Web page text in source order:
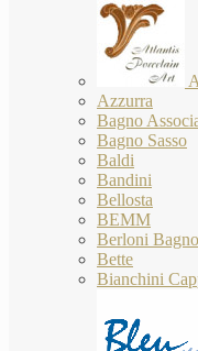
Azzurra
Bagno
Bagno Sasso
Baldi
Bandini
Bellosta
BEMM
Berloni Bagno
Bette
Bianchini